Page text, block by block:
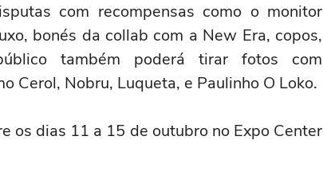
com recompensas como o monitor
bonés da collab com a New Era, copos,
também poderá tirar fotos com
Cerol, Nobru, Luqueta, e Paulinho O Loko.
os dias 11 a 15 de outubro no Expo Center